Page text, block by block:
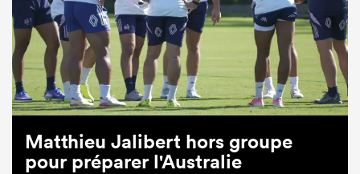
Matthieu Jalibert hors groupe
pour préparer l'Australie